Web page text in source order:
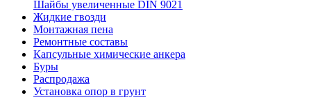
Шайбы увеличенные DIN 9021
Жидкие гвозди
Монтажная пена
Ремонтные составы
Капсульные химические анкера
Буры
Распродажа
Установка опор в грунт